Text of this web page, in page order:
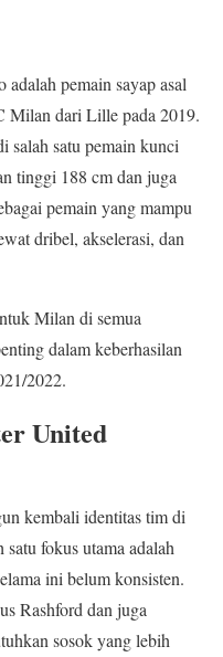
pemain sayap asal
Milan dari Lille pada 2019.
salah satu pemain kunci
tinggi 188 cm dan juga
pemain yang mampu
dribel, akselerasi, dan
Milan di semua
dalam keberhasilan
2022.
United
kembali identitas tim di
fokus utama adalah
ini belum konsisten.
Rashford dan juga
sosok yang lebih